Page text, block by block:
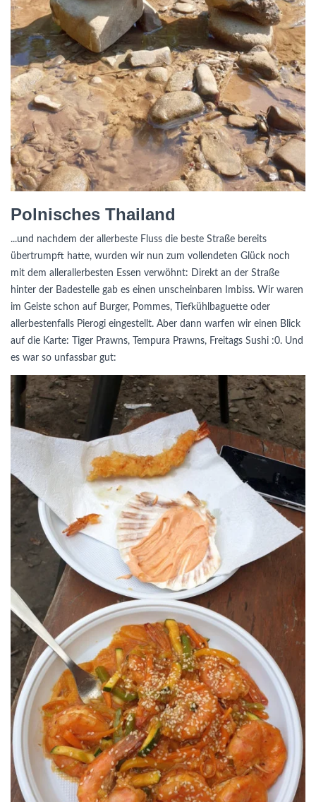
Polnisches Thailand
...und nachdem der allerbeste Fluss die beste Straße bereits
übertrumpft hatte, wurden wir nun zum vollendeten Glück noch
mit dem allerallerbesten Essen verwöhnt: Direkt an der Straße
hinter der Badestelle gab es einen unscheinbaren Imbiss. Wir waren
im Geiste schon auf Burger, Pommes, Tiefkühlbaguette oder
allerbestenfalls Pierogi eingestellt. Aber dann warfen wir einen Blick
auf die Karte: Tiger Prawns, Tempura Prawns, Freitags Sushi :0. Und
es war so unfassbar gut: